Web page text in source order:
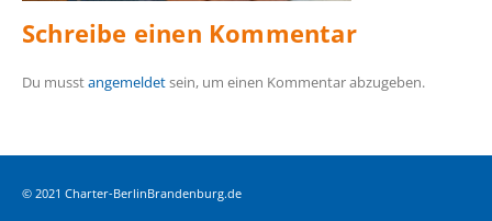
Schreibe einen Kommentar
Du musstangemeldetsein, um einen Kommentar abzugeben.
© 2021 Charter-BerlinBrandenburg.de